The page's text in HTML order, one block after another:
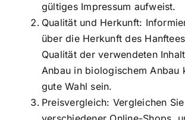
gültiges Impressum aufweist.
Qualität und Herkunft:
über die Herkunft des
Qualität der verwendeten
Anbau in biologischem Anbau
gute Wahl sein.
Preisvergleich: Vergleichen